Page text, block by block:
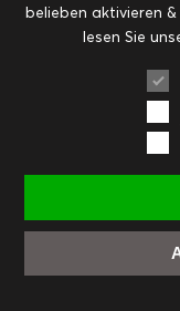
Eingemachtes
Rezepte
Suppen,
Weihnachten
FACEBOOK
belieben aktivieren
lesen Sie